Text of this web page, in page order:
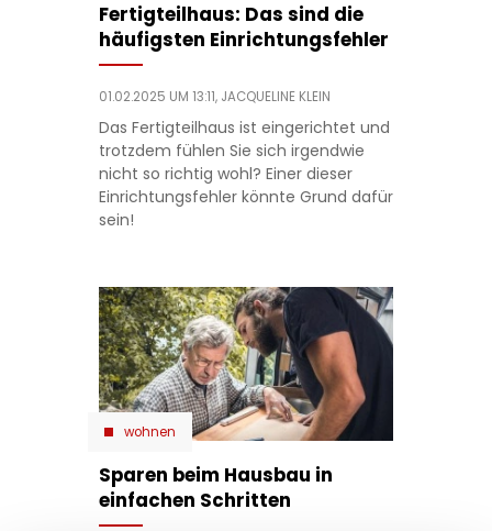
Fertigteilhaus: Das sind die
häufigsten Einrichtungsfehler
01.02.2025 UM 13:11, JACQUELINE KLEIN
Das Fertigteilhaus ist eingerichtet und
trotzdem fühlen Sie sich irgendwie
nicht so richtig wohl? Einer dieser
Einrichtungsfehler könnte Grund dafür
sein!
wohnen
Sparen beim Hausbau in
einfachen Schritten